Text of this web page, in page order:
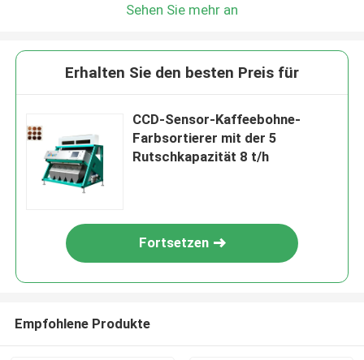
Sehen Sie mehr an
Erhalten Sie den besten Preis für
CCD-Sensor-Kaffeebohne-
Farbsortierer mit der 5
Rutschkapazität 8 t/h
Fortsetzen
Empfohlene Produkte